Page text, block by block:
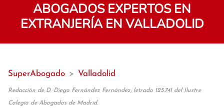
ABOGADOS EXPERTOS EN
EXTRANJERÍA EN VALLADOLID
SuperAbogado > Valladolid
Redacción de D. Diego Fernández Fernández, letrado 125.741 del Ilustre
Colegio de Abogados de Madrid.